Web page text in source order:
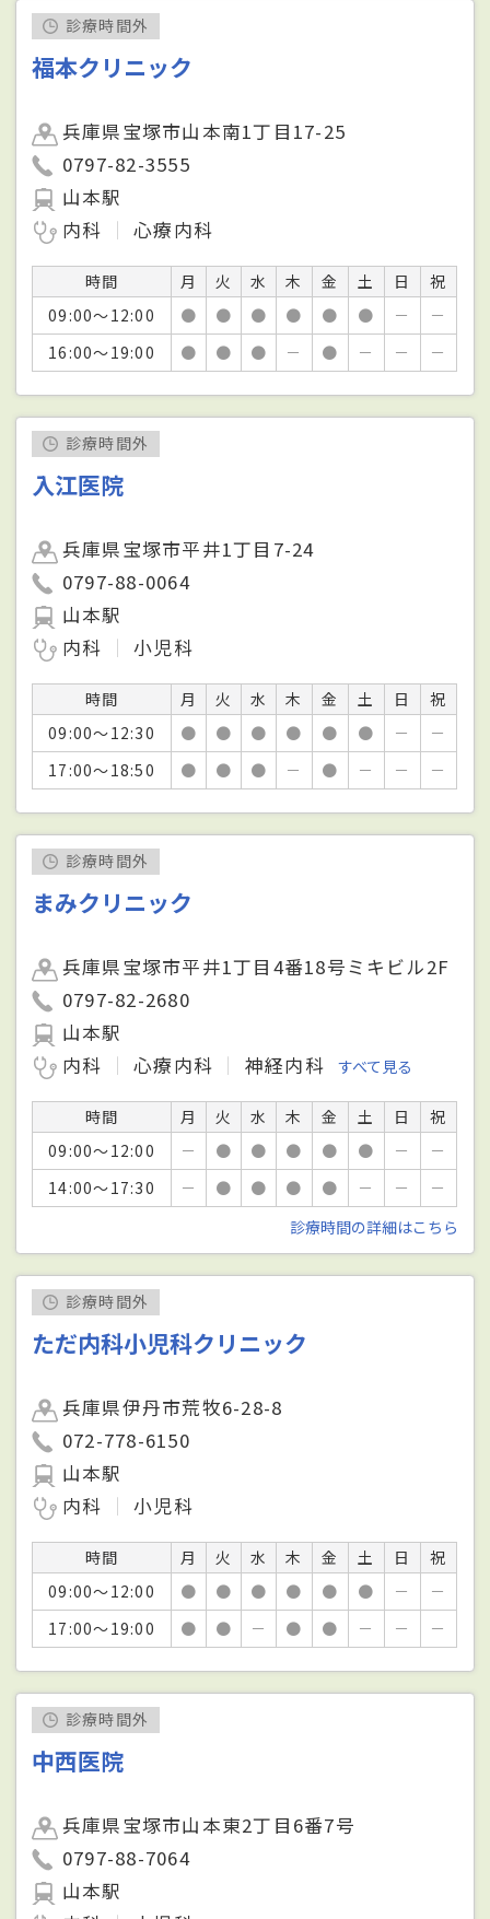
診療時間外
福本クリニック
兵庫県宝塚市山本南1丁目17-25
0797-82-3555
山本駅
内科
心療内科
時間 月 火 水 木 金 土 日
祝
09:00～12:00
● ● ● ● ● ● －
－
16:00～19:00
● ● ● － ● － － －
診療時間外
入江医院
兵庫県宝塚市平井1丁目7-24
0797-88-0064
山本駅
内科
小児科
時間 月 火 水 木 金 土 日
祝
09:00～12:30
● ● ● ● ● ● －
－
17:00～18:50
● ● ● － ● － － －
診療時間外
まみクリニック
兵庫県宝塚市平井1丁目4番18号ミキビル2F
0797-82-2680
山本駅
内科
心療内科 神経内科 すべて見る
時間 月 火 水 木 金 土 日
祝
09:00～12:00
－ ● ● ● ● ● －
－
14:00～17:30
－ ● ● ● ● － －
－
診療時間の詳細はこちら
診療時間外
ただ内科小児科クリニック
兵庫県伊丹市荒牧6-28-8
072-778-6150
山本駅
内科
小児科
時間 月 火 水 木 金 土 日
祝
09:00～12:00
● ● ● ● ● ● －
－
17:00～19:00
● ● － ● ● － － －
診療時間外
中西医院
兵庫県宝塚市山本東2丁目6番7号
0797-88-7064
山本駅